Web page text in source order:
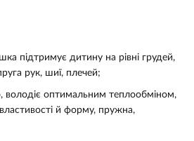
підтримує дитину на рівні грудей,
рук, шиї, плечей;
володіє оптимальним теплообміном,
властивості й форму, пружна,